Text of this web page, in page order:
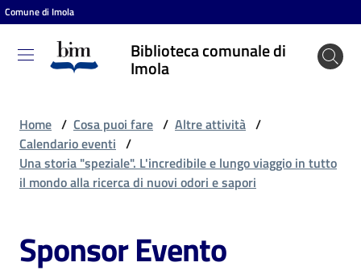
Vai al contenuto
Vai alla navigazione
Vai al footer
Comune di Imola
Biblioteca comunale di
Imola
Biblioteca
comunale
Entra
Cosa
puoi
Home / Cosa puoi fare / Altre attività /
Calendario eventi /
Una storia "speziale". L'incredibile e lungo viaggio in tutto
il mondo alla ricerca di nuovi odori e sapori
Sponsor Evento